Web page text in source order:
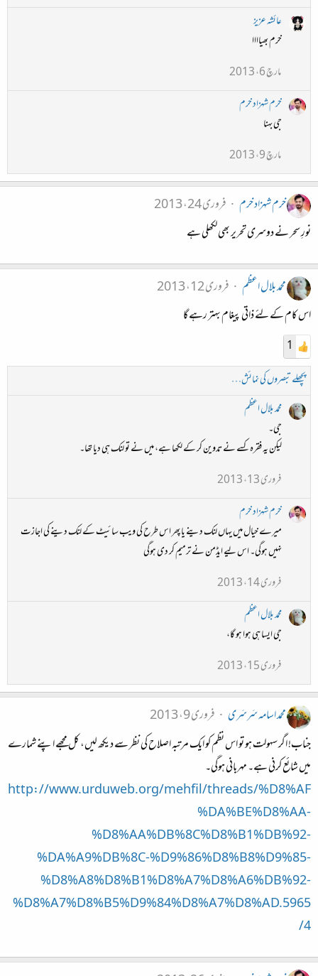
عائشہ عزیز
خرم بھیاااا
مارچ 6، 2013
خرم شہزاد خرم
جی بہنا
مارچ 9، 2013
خرم شہزاد خرم
فروری 24، 2013
نورِ سحر نے دوسری تحریر بھی لکھلی ہے
محمد بلال اعظم
فروری 12، 2013
اس کام کے لئے ذاتی پیغام بہتر رہے گا
1
پچھلے تبصروں کی نمائش…
محمد بلال اعظم
جی۔
لیکن یہ فقرہ کسے نے تدوین کر کے لکھا ہے، میں نے تو لنک ہی دیا تھا۔
فروری 13، 2013
خرم شہزاد خرم
میرے خیال میں یہاں لنک دینے یا پھر اس طرح کی ویب سائیٹ کے لنک دینے کی اجازت
نہیں ہوگی۔ اس لیے ایڈمن نے ترمیم کر دی ہوگی
فروری 14، 2013
محمد بلال اعظم
جی ایسا ہی ہوا ہو گا،
فروری 15، 2013
محمد اسامہ سَرسَری
فروری 9، 2013
جناب! اگر سہولت ہو تو اس نظم کو ایک مرتبہ اصلاح کی نظر سے دیکھ لیں، کل مجھے اپنے شمارے
میں شائع کرنی ہے۔ مہربانی ہوگی۔
http://www.urduweb.org/mehfil/threads/%D8%AF
%DA%BE%D8%AA-
%D8%AA%DB%8C%D8%B1%DB%92-
%DA%A9%DB%8C-%D9%86%D8%B8%D9%85-
%D8%A8%D8%B1%D8%A7%D8%A6%DB%92-
%D8%A7%D8%B5%D9%84%D8%A7%D8%AD.5965
4/